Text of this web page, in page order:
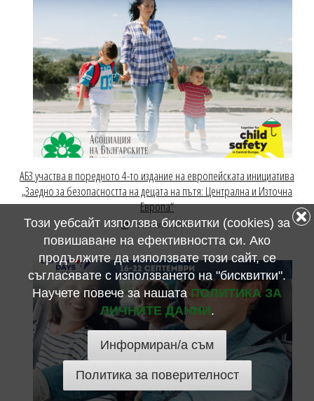
АБЗ участва в поредното 4-то издание на европейската инициатива
„Заедно за безопасността на децата на пътя: Централна и Източна
Европа“
19 септември 2024
Този уебсайт използва бисквитки (cookies) за
повишаване на ефективността си. Ако
продължите да използвате този сайт, се
съгласявате с използването на "бисквитки".
Научете повече за нашатаПОЛИТИКА ЗА
ЛИЧНИТЕ ДАННИ.
Информиран/а съм
Политика за поверителност